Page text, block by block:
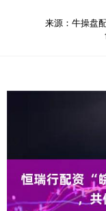
来源：牛操盘